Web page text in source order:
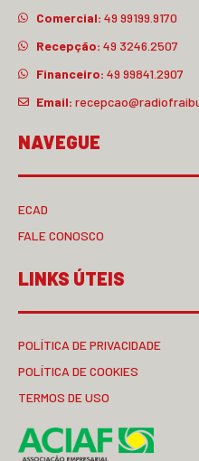
Comercial: 49 99199.9170
Recepção: 49 3246.2507
Financeiro: 49 99841.2907
Email:
NAVEGUE
ECAD
FALE CONOSCO
LINKS ÚTEIS
POLÍTICA DE PRIVACIDADE
POLÍTICA DE COOKIES
TERMOS DE USO